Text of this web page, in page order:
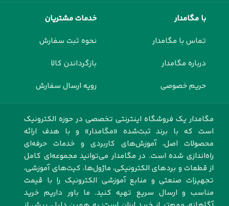
با مگامدار
تماس با مگامدار
درباره مگامدار
حریم خصوصی
خدمات مشتریان
نحوه ثبت سفارش
بازگرداندن کالا
رویه ارسال سفارش
مگامدار یک فروشگاه اینترنتی تخصصی در حوزه الکترونیک
است که با برند ثبت‌شده «مگامدار» و با هدف ارائه
محصولات اصل، آموزش‌های کاربردی و خدمات حرفه‌ای
راه‌اندازی شده است. در مگامدار می‌توانید مجموعه‌ای کامل
از قطعات و بردهای الکترونیکی، ماژول‌ها، کیت‌های آموزشی،
تجهیزات صنعتی و منابع آموزشی الکترونیک را با قیمت
مناسب و ارسال سریع تهیه کنید. ما باور داریم خرید